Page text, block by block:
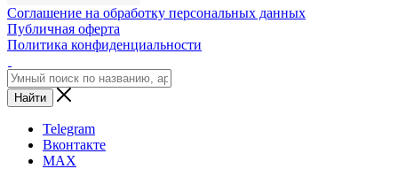
Соглашение на обработку персональных данных
Публичная оферта
Политика конфиденциальности
Найти
Telegram
Вконтакте
MAX